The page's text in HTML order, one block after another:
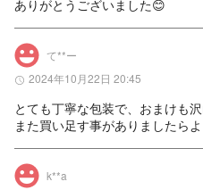
ありがとうございました😊
て**ー
2024年10月22日 20:45
とても丁寧な包装で、おまけも沢
また買い足す事がありましたら
k**a